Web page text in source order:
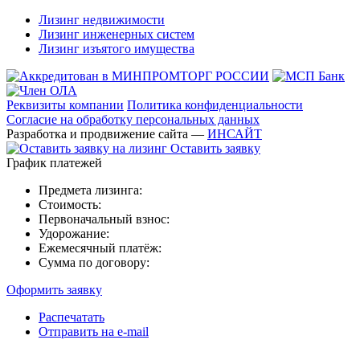
Лизинг недвижимости
Лизинг инженерных систем
Лизинг изъятого имущества
Реквизиты компании Политика конфиденциальности
Согласие на обработку персональных данных
Разработка и продвижение сайта — ИНСАЙТ
Оставить заявку
График платежей
Предмета лизинга:
Стоимость:
Первоначальный взнос:
Удорожание:
Ежемесячный платёж:
Сумма по договору:
Оформить заявку
Распечатать
Отправить на e-mail